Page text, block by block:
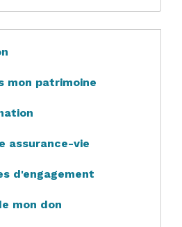
mon patrimoine
assurance-vie
d'engagement
mon don